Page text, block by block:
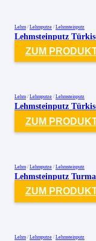
Lehm / Lehmputze / Lehmsteinputz
Lehmsteinputz
ZUM
Lehm / Lehmputze / Lehmsteinputz
Lehmsteinputz
ZUM
Lehm / Lehmputze / Lehmsteinputz
Lehmsteinputz
ZUM
Lehm / Lehmputze / Lehmsteinputz